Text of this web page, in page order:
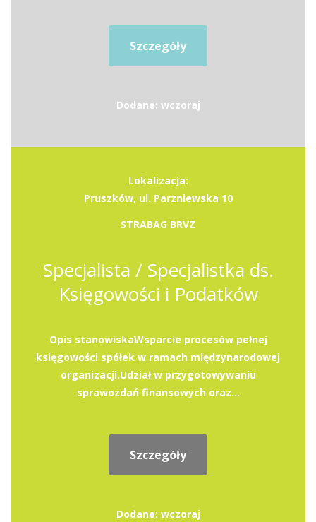
Szczegóły
Dodane: wczoraj
Lokalizacja:
Pruszków, ul. Parzniewska 10
STRABAG BRVZ
Specjalista / Specjalistka ds.
Księgowości i Podatków
Opis stanowiskaWsparcie procesów pełnej
księgowości spółek w ramach międzynarodowej
organizacji.Udział w przygotowywaniu
sprawozdań finansowych oraz...
Szczegóły
Dodane: wczoraj